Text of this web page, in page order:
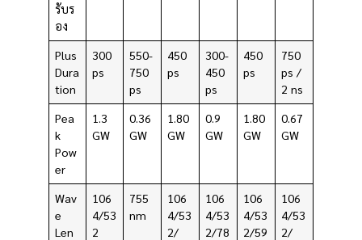
รับร
อง
Plus
Dura
tion
300
ps
550-
750
ps
450
ps
300-
450
ps
450
ps
750
ps /
2 ns
Pea
k
Pow
er
1.3
GW
0.36
GW
1.80
GW
0.9
GW
1.80
GW
0.67
GW
Wav
e
Len
106
4/53
2
755
nm
106
4/53
2/
106
4/53
2/78
106
4/53
2/59
106
4/53
2/